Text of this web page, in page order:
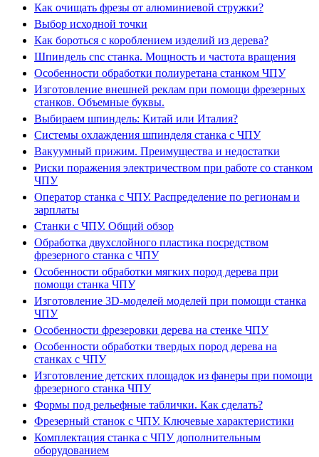
Как очищать фрезы от алюминиевой стружки?
Выбор исходной точки
Как бороться с короблением изделий из дерева?
Шпиндель cnc станка. Мощность и частота вращения
Особенности обработки полиуретана станком ЧПУ
Изготовление внешней реклам при помощи фрезерных
станков. Объемные буквы.
Выбираем шпиндель: Китай или Италия?
Системы охлаждения шпинделя станка с ЧПУ
Вакуумный прижим. Преимущества и недостатки
Риски поражения электричеством при работе со станком
ЧПУ
Оператор станка с ЧПУ. Распределение по регионам и
зарплаты
Станки с ЧПУ. Общий обзор
Обработка двухслойного пластика посредством
фрезерного станка с ЧПУ
Особенности обработки мягких пород дерева при
помощи станка ЧПУ
Изготовление 3D-моделей моделей при помощи станка
ЧПУ
Особенности фрезеровки дерева на стенке ЧПУ
Особенности обработки твердых пород дерева на
станках с ЧПУ
Изготовление детских площадок из фанеры при помощи
фрезерного станка ЧПУ
Формы под рельефные таблички. Как сделать?
Фрезерный станок с ЧПУ. Ключевые характеристики
Комплектация станка с ЧПУ дополнительным
оборудованием